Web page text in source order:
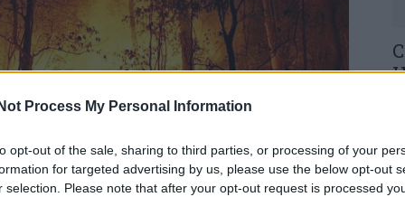
Process My Personal Information
opt-out of the sale, sharing to third parties, or processing of your
for targeted advertising by us, please use the below opt-out
selection. Please note that after your opt-out request is processed